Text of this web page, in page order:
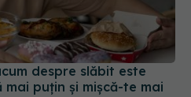
despre slăbit este
mai puțin și mișcă-te mai